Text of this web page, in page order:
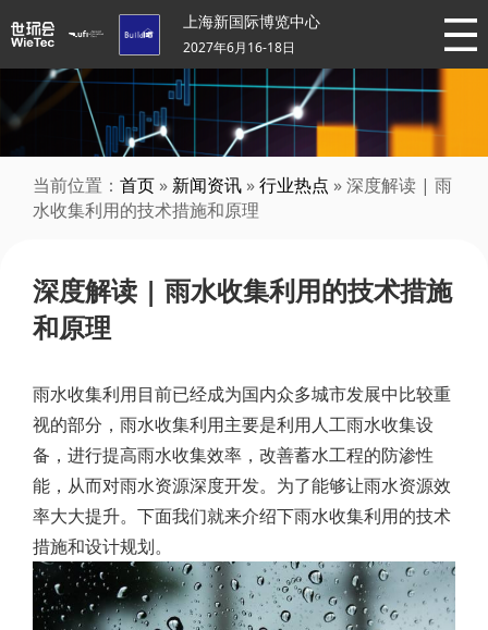
上海新国际博览中心
2027年6月16-18日
当前位置： 首页 » 新闻资讯 »行业热点 » 深度解读 | 雨
水收集利用的技术措施和原理
深度解读 | 雨水收集利用的技术措施
和原理
雨水收集利用目前已经成为国内众多城市发展中比较重
视的部分，雨水收集利用主要是利用人工雨水收集设
备，进行提高雨水收集效率，改善蓄水工程的防渗性
能，从而对雨水资源深度开发。为了能够让雨水资源效
率大大提升。下面我们就来介绍下雨水收集利用的技术
措施和设计规划。